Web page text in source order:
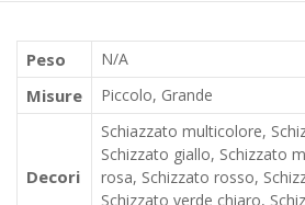
Peso N/A
Misure Piccolo, Grande
Decori
Schiazzato multicolore,
Schizzato giallo, Schizzato
rosa, Schizzato rosso,
Schizzato verde chiaro,